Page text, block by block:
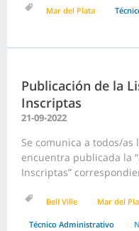
Mar del Plata
Publicación de la
Inscriptas
21-09-2022
Se comunica a todos/
encuentra publicada la
Inscriptas”
Bell Ville Mar del
Técnico Administrativo